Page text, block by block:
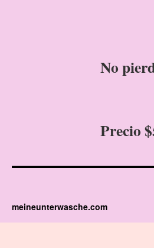
No
Precio
meineunterwasche.com